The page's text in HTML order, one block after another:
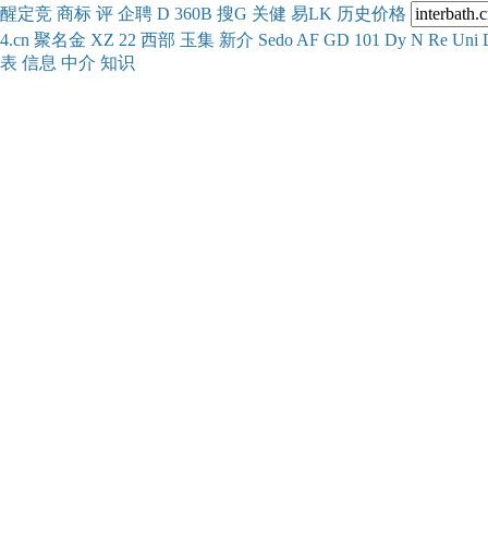
醒定竞 商标 评 企聘 D 360B 搜G 关健 易LK 历史价格
4.cn 聚名金 XZ 22 西部 玉集 新介 Sedo AF GD 101 Dy N Re Uni
表 信息 中介 知识